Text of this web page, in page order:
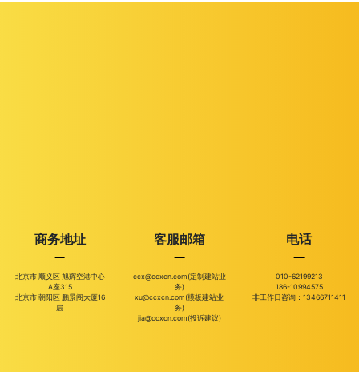
商务地址
北京市 顺义区 旭辉空港中心
A座315
北京市 朝阳区 鹏景阁大厦16
层
客服邮箱
ccx@ccxcn.com(定制建站业
务)
xu@ccxcn.com(模板建站业
务)
jia@ccxcn.com(投诉建议)
电话
010-62199213
186-10994575
非工作日咨询：13466711411